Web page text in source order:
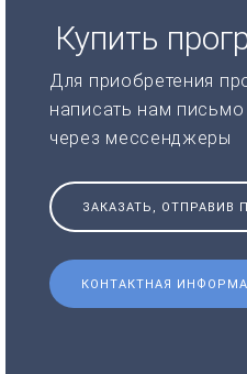
Купить
Для приобретения
написать нам
через мессенджеры
ЗАКАЗАТЬ, ОТПРАВИВ
КОНТАКТНАЯ